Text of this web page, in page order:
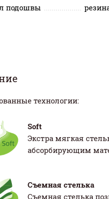
подошвы
технологии:
Soft
Экстра мягкая
абсорбирующим
Съемная стелька
Съемная стелька